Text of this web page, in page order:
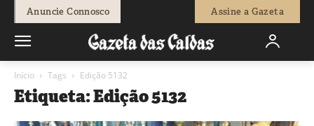
Anuncie Connosco Assine a Gazeta
Início Tags Edição 5132
Etiqueta: Edição 5132